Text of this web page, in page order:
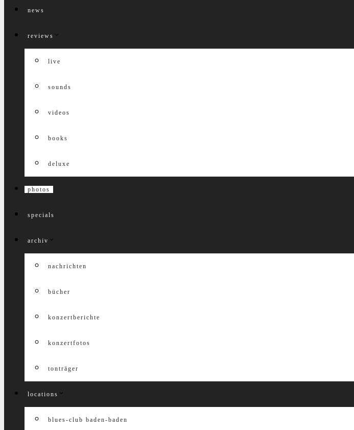
news
reviews
live
sounds
videos
books
deluxe
photos
specials
archiv
nachrichten
bücher
konzertberichte
konzertfotos
tonträger
locations
blues-club baden-baden